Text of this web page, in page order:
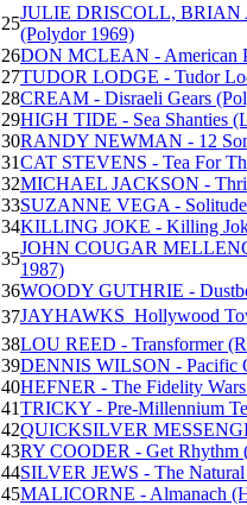
25
JULIE DRISCOLL, BRIAN
(Polydor 1969)
26DON MCLEAN - American
27TUDOR LODGE - Tudor
28CREAM - Disraeli Gears
29HIGH TIDE - Sea Shanties
30RANDY NEWMAN - 12
31CAT STEVENS - Tea For
32MICHAEL JACKSON -
33SUZANNE VEGA -
34KILLING JOKE - Killing
35
JOHN COUGAR
1987)
36WOODY GUTHRIE -
37JAYHAWKS  Hollywood
38LOU REED - Transformer
39DENNIS WILSON - Pacific
40HEFNER - The Fidelity
41TRICKY - Pre-Millennium
42QUICKSILVER
43RY COODER - Get Rhythm
44SILVER JEWS - The
45MALICORNE - Almanach